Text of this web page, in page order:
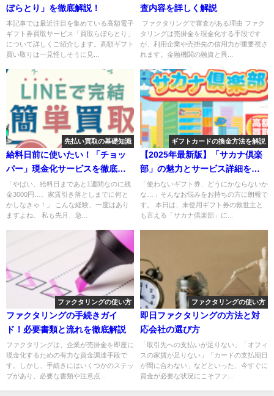
ぼらとり」を徹底解説！
本記事では最近注目を集めている高額電子
ギフト券買取サービス「買取らぼらとり」
について詳しくご紹介します。高額ギフト
買い取りは一見怪しそうに見...
査内容を詳しく解説
ファクタリングで審査がある理由 ファク
タリングは売掛金を現金化する手段です
が、利用企業や売掛先の信用力が重要視さ
れます。金融機関の融資と異...
先払い買取の基礎知識
給料日前に使いたい！「チョッ
パー」現金化サービスを徹底解
説！
「やばい、給料日まであと1週間なのに残
金3000円…。家賃引き落としまでに何と
かしなきゃ！」 こんな経験、一度はあり
ますよね。 私も先月、急...
ギフトカードの換金方法を解説
【2025年最新版】「サカナ倶楽
部」の魅力とサービス詳細を解
説
「使わないギフト券、どうにかならないか
な…」そんなお悩みをお持ちの方に朗報で
す。 本日は、未使用ギフト券の救世主と
も言える「サカナ倶楽部」に...
ファクタリングの使い方
ファクタリングの手続きガイ
ド！必要書類と流れを徹底解説
ファクタリングは、企業が売掛金を即座に
現金化するための有力な資金調達手段で
す。しかし、手続きにはいくつかのステッ
プがあり、必要な書類や注意点...
ファクタリングの使い方
即日ファクタリングの方法と対
応会社の選び方
「取引先への支払いが足りない」「オフィ
スの家賃が足りない」「カードの支払期日
が間に合わない」などといった、今すぐに
資金が必要な状況にこそファ...